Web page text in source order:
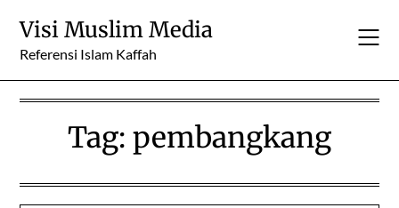
content
Visi Muslim Media
Referensi Islam Kaffah
Tag: pembangkang